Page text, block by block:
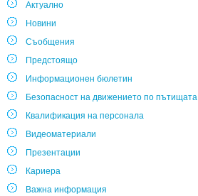
Актуално
Новини
Съобщения
Предстоящо
Информационен бюлетин
Безопасност на движението по пътищата
Квалификация на персонала
Видеоматериали
Презентации
Кариера
Важна информация